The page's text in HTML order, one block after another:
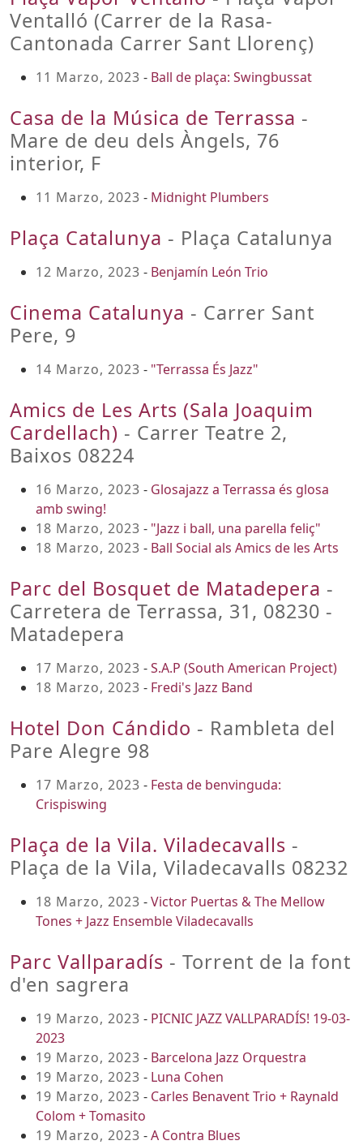
Ventalló (Carrer de la Rasa-
Cantonada Carrer Sant Llorenç)
11 Marzo, 2023 - Ball de plaça: Swingbussat
Casa de la Música de Terrassa -
Mare de deu dels Àngels, 76
interior, F
11 Marzo, 2023 - Midnight Plumbers
Plaça Catalunya - Plaça Catalunya
12 Marzo, 2023 - Benjamín León Trio
Cinema Catalunya - Carrer Sant
Pere, 9
14 Marzo, 2023 - "Terrassa És Jazz"
Amics de Les Arts (Sala Joaquim
Cardellach) - Carrer Teatre 2,
Baixos 08224
16 Marzo, 2023 - Glosajazz a Terrassa és glosa
amb swing!
18 Marzo, 2023 - "Jazz i ball, una parella feliç"
18 Marzo, 2023 - Ball Social als Amics de les Arts
Parc del Bosquet de Matadepera -
Carretera de Terrassa, 31, 08230 -
Matadepera
17 Marzo, 2023 -S.A.P (South American Project)
18 Marzo, 2023 - Fredi's Jazz Band
Hotel Don Cándido - Rambleta del
Pare Alegre 98
17 Marzo, 2023 - Festa de benvinguda:
Crispiswing
Plaça de la Vila. Viladecavalls -
Plaça de la Vila, Viladecavalls 08232
18 Marzo, 2023 -Victor Puertas & The Mellow
Tones + Jazz Ensemble Viladecavalls
Parc Vallparadís - Torrent de la font
d'en sagrera
19 Marzo, 2023 - PICNIC JAZZ VALLPARADÍS! 19-03-
2023
19 Marzo, 2023 - Barcelona Jazz Orquestra
19 Marzo, 2023 - Luna Cohen
19 Marzo, 2023 - Carles Benavent Trio + Raynald
Colom + Tomasito
19 Marzo, 2023 -A Contra Blues